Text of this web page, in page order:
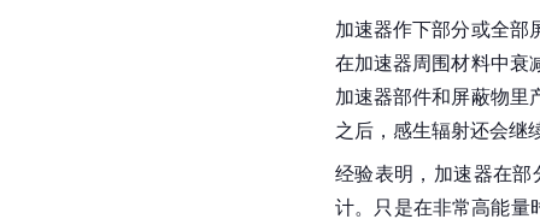
加速器作下部分或全部
在加速器周围材料中衰
加速器部件和屏蔽物里
之后，感生辐射还会继
经验表明，加速器在
计。只是在非常高能量